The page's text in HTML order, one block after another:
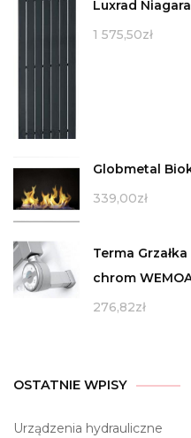
Luxrad
1 575,50zł
Globmetal
339,00zł
Terma
chrom
276,82zł
OSTATNIE WPISY
Urządzenia hydrauliczne